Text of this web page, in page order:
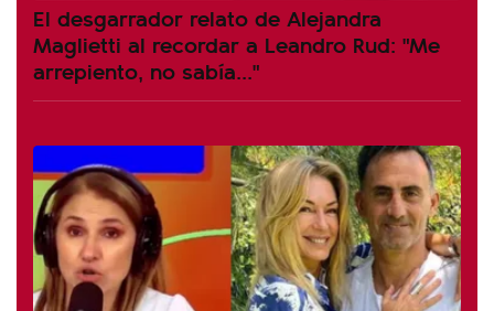
El desgarrador relato de Alejandra
Maglietti al recordar a Leandro Rud: "Me
arrepiento, no sabía..."